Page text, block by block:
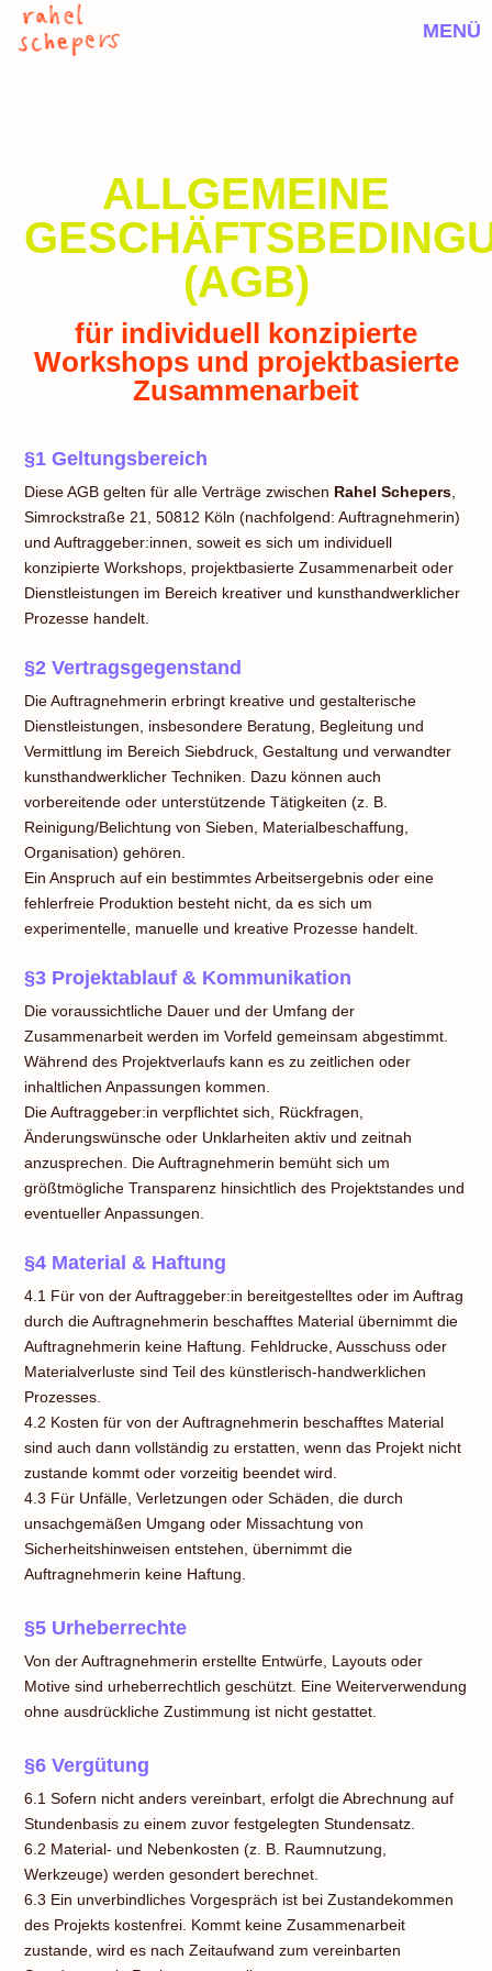
MENÜ
ALLGEMEINE
(AGB)
für individuell konzipierte
Workshops und projektbasierte
Zusammenarbeit
§1 Geltungsbereich
Diese AGB gelten für alle Verträge zwischen Rahel Schepers
Simrockstraße 21, 50812 Köln (nachfolgend: Auftragnehmerin)
und Auftraggeber:innen, soweit es sich um individuell
konzipierte Workshops, projektbasierte Zusammenarbeit oder
Dienstleistungen im Bereich kreativer und kunsthandwerklicher
Prozesse handelt.
§2 Vertragsgegenstand
Die Auftragnehmerin erbringt kreative und gestalterische
Dienstleistungen, insbesondere Beratung, Begleitung und
Vermittlung im Bereich Siebdruck, Gestaltung und verwandter
kunsthandwerklicher Techniken. Dazu können auch
vorbereitende oder unterstützende Tätigkeiten (z. B.
Reinigung/Belichtung von Sieben, Materialbeschaffung,
Organisation) gehören.
Ein Anspruch auf ein bestimmtes Arbeitsergebnis oder eine
fehlerfreie Produktion besteht nicht, da es sich um
experimentelle, manuelle und kreative Prozesse handelt.
§3 Projektablauf & Kommunikation
Die voraussichtliche Dauer und der Umfang der
Zusammenarbeit werden im Vorfeld gemeinsam abgestimmt.
Während des Projektverlaufs kann es zu zeitlichen oder
inhaltlichen Anpassungen kommen.
Die Auftraggeber:in verpflichtet sich, Rückfragen,
Änderungswünsche oder Unklarheiten aktiv und zeitnah
anzusprechen. Die Auftragnehmerin bemüht sich um
größtmögliche Transparenz hinsichtlich des Projektstandes und
eventueller Anpassungen.
§4 Material & Haftung
4.1 Für von der Auftraggeber:in bereitgestelltes oder im Auftrag
durch die Auftragnehmerin beschafftes Material übernimmt die
Auftragnehmerin keine Haftung. Fehldrucke, Ausschuss oder
Materialverluste sind Teil des künstlerisch-handwerklichen
Prozesses.
4.2 Kosten für von der Auftragnehmerin beschafftes Material
sind auch dann vollständig zu erstatten, wenn das Projekt nicht
zustande kommt oder vorzeitig beendet wird.
4.3 Für Unfälle, Verletzungen oder Schäden, die durch
unsachgemäßen Umgang oder Missachtung von
Sicherheitshinweisen entstehen, übernimmt die
Auftragnehmerin keine Haftung.
§5 Urheberrechte
Von der Auftragnehmerin erstellte Entwürfe, Layouts oder
Motive sind urheberrechtlich geschützt. Eine Weiterverwendung
ohne ausdrückliche Zustimmung ist nicht gestattet.
§6 Vergütung
6.1 Sofern nicht anders vereinbart, erfolgt die Abrechnung auf
Stundenbasis zu einem zuvor festgelegten Stundensatz.
6.2 Material- und Nebenkosten (z. B. Raumnutzung,
Werkzeuge) werden gesondert berechnet.
6.3 Ein unverbindliches Vorgespräch ist bei Zustandekommen
des Projekts kostenfrei. Kommt keine Zusammenarbeit
zustande, wird es nach Zeitaufwand zum vereinbarten